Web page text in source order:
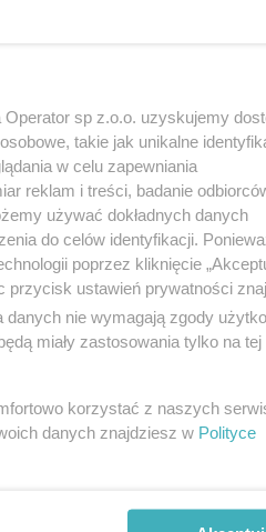
sp z.o.o. uzyskujemy
takie jak unikalne
w celu zapewniania
reklam i treści, badanie
używać dokładnych danych
do celów identyfikacji.
poprzez kliknięcie
przycisk ustawień prywatności
danych nie wymagają zgody
miały zastosowania tylko na tej
korzystać z naszych
danych znajdziesz w Polityce